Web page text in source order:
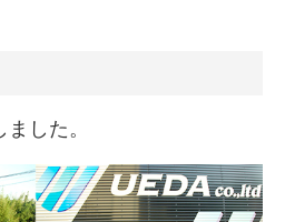
した。